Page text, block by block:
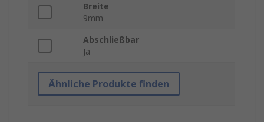
Breite
9mm
Abschließbar
Ja
Ähnliche Produkte finden